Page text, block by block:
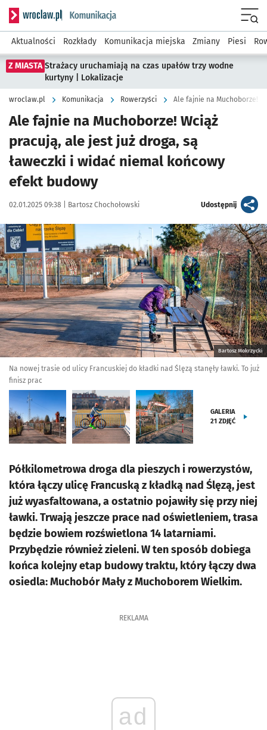
Serwis informacyjny wroclaw.pl podserwis: Komunikacja
Aktualności Rozkłady Komunikacja miejska Zmiany Piesi
Z MIASTA Strażacy uruchamiają na czas upałów trzy wodne
kurtyny | Lokalizacje
wroclaw.pl Komunikacja Rowerzyści Ale fajnie na Muchoborze!
Ale fajnie na Muchoborze! Wciąż
pracują, ale jest już droga, są
ławeczki i widać niemal końcowy
efekt budowy
Data publikacji:
02.01.2025 09:38 | Autor:
Bartosz Chochołowski Udostępnijartykuł
Kliknij, aby zobaczyć galerię
Bartosz Mokrzycki
Na nowej trasie od ulicy Francuskiej do kładki nad Ślęzą stanęły ławki. To już
finisz prac
GALERIA
21 ZDJĘĆ
Półkilometrowa droga dla pieszych i rowerzystów,
która łączy ulicę Francuską z kładką nad Ślęzą, jest
już wyasfaltowana, a ostatnio pojawiły się przy niej
ławki. Trwają jeszcze prace nad oświetleniem, trasa
będzie bowiem rozświetlona 14 latarniami.
Przybędzie również zieleni. W ten sposób dobiega
końca kolejny etap budowy traktu, który łączy dwa
osiedla: Muchobór Mały z Muchoborem Wielkim.
REKLAMA
ad